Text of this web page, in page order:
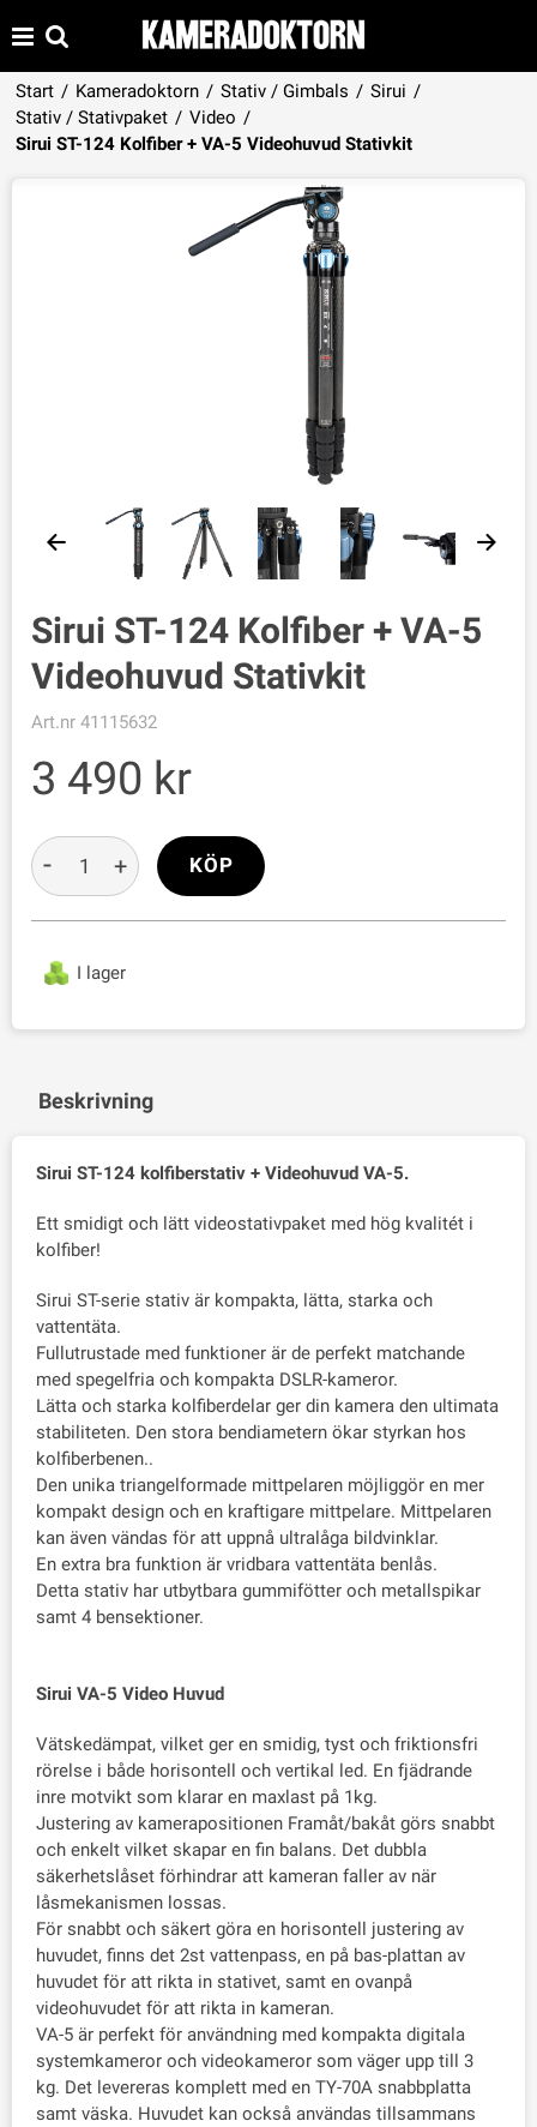
Start / Kameradoktorn / Stativ / Gimbals / Sirui /
Stativ / Stativpaket / Video /
Sirui ST-124 Kolfiber + VA-5 Videohuvud Stativkit
Produkten har lagts i din varukorg
TILL KASSAN
Sirui ST-124 Kolfiber + VA-5
Videohuvud Stativkit
Art.nr 41115632
3 490
I lager
- + KÖP
Beskrivning
Sirui ST-124 kolfiberstativ + Videohuvud VA-5.
Ett smidigt och lätt videostativpaket med hög kvalitét i
kolfiber!
Sirui ST-serie stativ är kompakta, lätta, starka och
vattentäta.
Fullutrustade med funktioner är de perfekt matchande
med spegelfria och kompakta DSLR-kameror.
Lätta och starka kolfiberdelar ger din kamera den ultimata
stabiliteten. Den stora bendiametern ökar styrkan hos
kolfiberbenen..
Den unika triangelformade mittpelaren möjliggör en mer
kompakt design och en kraftigare mittpelare. Mittpelaren
kan även vändas för att uppnå ultralåga bildvinklar.
En extra bra funktion är vridbara vattentäta benlås.
Detta stativ har utbytbara gummifötter och metallspikar
samt 4 bensektioner.
Sirui VA-5 Video Huvud
Vätskedämpat, vilket ger en smidig, tyst och friktionsfri
rörelse i både horisontell och vertikal led. En fjädrande
inre motvikt som klarar en maxlast på 1kg.
Justering av kamerapositionen Framåt/bakåt görs snabbt
och enkelt vilket skapar en fin balans. Det dubbla
säkerhetslåset förhindrar att kameran faller av när
låsmekanismen lossas.
För snabbt och säkert göra en horisontell justering av
huvudet, finns det 2st vattenpass, en på bas-plattan av
huvudet för att rikta in stativet, samt en ovanpå
videohuvudet för att rikta in kameran.
VA-5 är perfekt för användning med kompakta digitala
systemkameror och videokameror som väger upp till 3
kg. Det levereras komplett med en TY-70A snabbplatta
samt väska. Huvudet kan också användas tillsammans